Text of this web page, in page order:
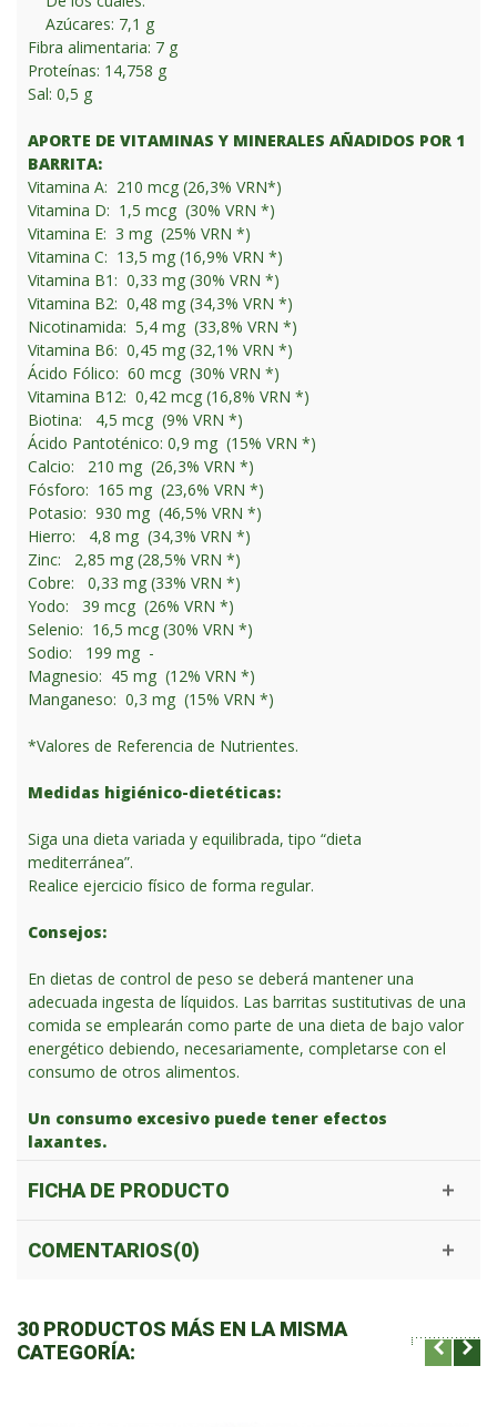
Azúcares: 7,1 g
Fibra alimentaria: 7 g
Proteínas: 14,758 g
Sal: 0,5 g
APORTE DE VITAMINAS Y MINERALES AÑADIDOS POR 1
BARRITA:
Vitamina A: 210 mcg (26,3% VRN*)
Vitamina D: 1,5 mcg (30% VRN *)
Vitamina E: 3 mg (25% VRN *)
Vitamina C: 13,5 mg (16,9% VRN *)
Vitamina B1: 0,33 mg (30% VRN *)
Vitamina B2: 0,48 mg (34,3% VRN *)
Nicotinamida: 5,4 mg (33,8% VRN *)
Vitamina B6: 0,45 mg (32,1% VRN *)
Ácido Fólico: 60 mcg (30% VRN *)
Vitamina B12: 0,42 mcg (16,8% VRN *)
Biotina: 4,5 mcg (9% VRN *)
Ácido Pantoténico: 0,9 mg (15% VRN *)
Calcio: 210 mg (26,3% VRN *)
Fósforo: 165 mg (23,6% VRN *)
Potasio: 930 mg (46,5% VRN *)
Hierro: 4,8 mg (34,3% VRN *)
Zinc: 2,85 mg (28,5% VRN *)
Cobre: 0,33 mg (33% VRN *)
Yodo: 39 mcg (26% VRN *)
Selenio: 16,5 mcg (30% VRN *)
Sodio: 199 mg -
Magnesio: 45 mg (12% VRN *)
Manganeso: 0,3 mg (15% VRN *)
*Valores de Referencia de Nutrientes.
Medidas higiénico-dietéticas:
Siga una dieta variada y equilibrada, tipo “dieta
mediterránea”.
Realice ejercicio físico de forma regular.
Consejos:
En dietas de control de peso se deberá mantener una
adecuada ingesta de líquidos. Las barritas sustitutivas de una
comida se emplearán como parte de una dieta de bajo valor
energético debiendo, necesariamente, completarse con el
consumo de otros alimentos.
Un consumo excesivo puede tener efectos
laxantes.
FICHA DE PRODUCTO
COMENTARIOS(0)
30 PRODUCTOS MÁS EN LA MISMA
CATEGORÍA: